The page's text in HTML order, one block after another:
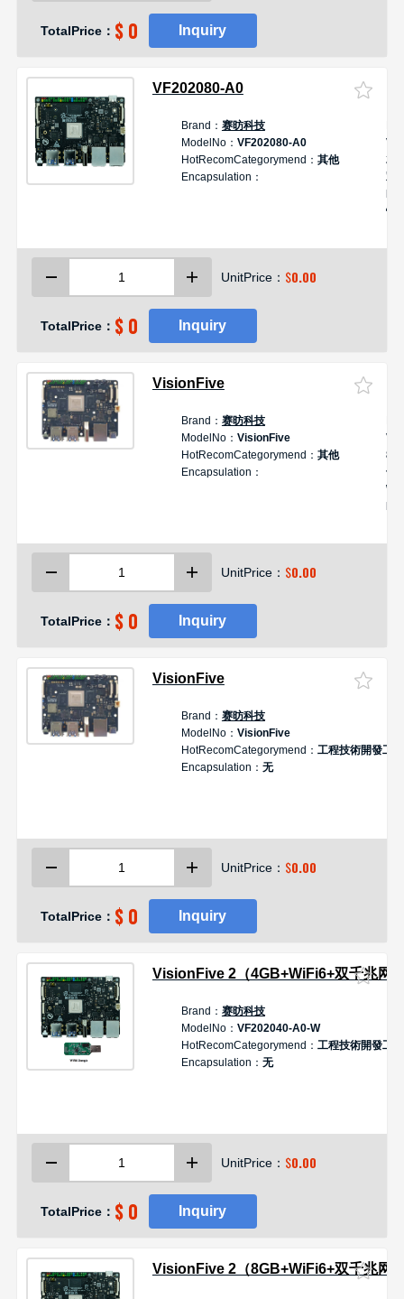
TotalPrice： $ 0 Inquiry
VF202080-A0
Brand： 赛昉科技
ModelNo： VF202080-A0
HotRecomCategorymend： 其他
Encapsulation：
2
双
性
UnitPrice： $0.00
TotalPrice： $ 0 Inquiry
VisionFive
Brand： 赛昉科技
ModelNo： VisionFive
HotRecomCategorymend： 其他
Encapsulation：
千
UnitPrice： $0.00
TotalPrice： $ 0 Inquiry
VisionFive
Brand： 赛昉科技
ModelNo： VisionFive
HotRecomCategorymend： 工程技術開發工具
Encapsulation： 无
UnitPrice： $0.00
TotalPrice： $ 0 Inquiry
VisionFive 2（4GB+WiFi6+双千兆网
Brand： 赛昉科技
ModelNo： VF202040-A0-W
HotRecomCategorymend： 工程技術開發工具
Encapsulation： 无
UnitPrice： $0.00
TotalPrice： $ 0 Inquiry
VisionFive 2（8GB+WiFi6+双千兆网